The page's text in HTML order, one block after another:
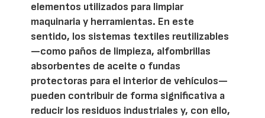
elementos utilizados para limpiar
maquinaria y herramientas. En este
sentido, los sistemas textiles reutilizables
—como paños de limpieza, alfombrillas
absorbentes de aceite o fundas
protectoras para el interior de vehículos—
pueden contribuir de forma significativa a
reducir los residuos industriales y, con ello,